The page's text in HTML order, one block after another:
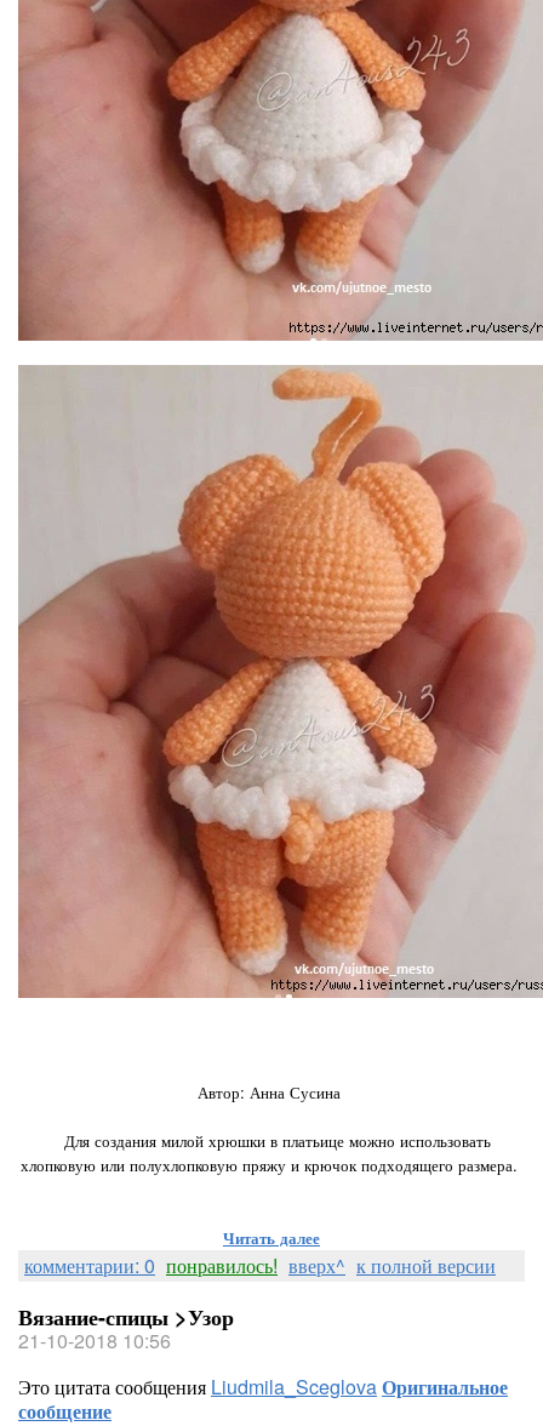
Автор: Анна Сусина
⠀Для создания милой хрюшки в платьице можно использовать
хлопковую или полухлопковую пряжу и крючок подходящего размера.
Читать далее
комментарии: 0 понравилось! вверх^ к полной версии
Вязание-спицы >Узор
21-10-2018 10:56
Это цитата сообщения Liudmila_SceglovaОригинальное
сообщение